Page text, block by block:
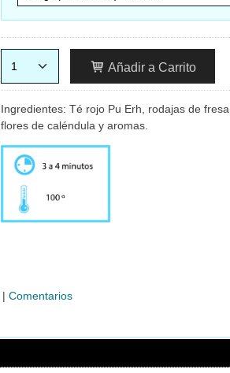
Añadir a Carrito
Ingredientes: Té rojo Pu Erh, rodajas de
flores de caléndula y aromas.
| Comentarios